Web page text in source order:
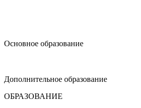
Основное образование
Дополнительное образование
ОБРАЗОВАНИЕ